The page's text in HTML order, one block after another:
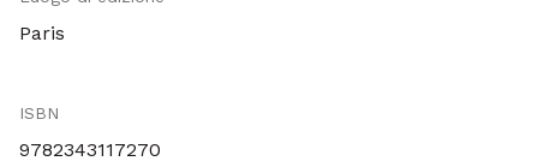
Paris
ISBN
9782343117270